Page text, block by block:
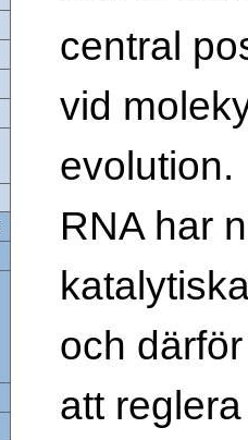
central
vid
evolution.
RNA har
och
att